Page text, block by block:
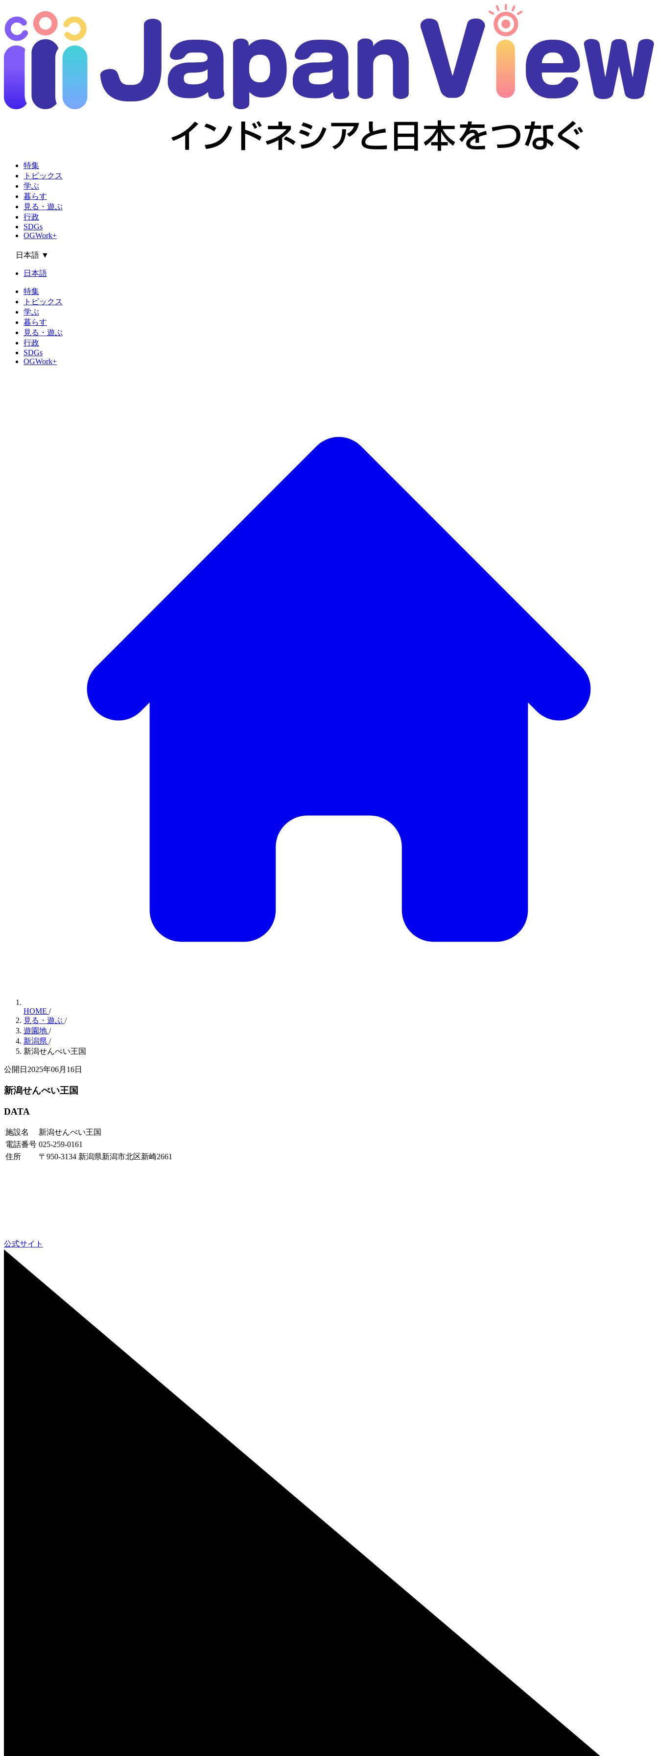
特集
トピックス
学ぶ
暮らす
見る・遊ぶ
行政
SDGs
OGWork+
日本語 ▼
日本語
特集
トピックス
学ぶ
暮らす
見る・遊ぶ
行政
SDGs
OGWork+
HOME /
見る・遊ぶ /
遊園地 /
新潟県 /
新潟せんべい王国
公開日2025年06月16日
新潟せんべい王国
DATA
施設名
新潟せんべい王国
電話番号 025-259-0161
住所
〒950-3134 新潟県新潟市北区新崎2661
公式サイト